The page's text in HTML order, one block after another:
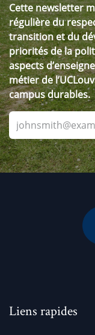
Cette newsletter
régulière du
transition et du
priorités de la
aspects
métier de
campus durables.​
Liens rapides